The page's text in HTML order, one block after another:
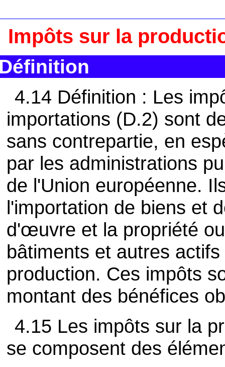
Impôts sur la
4.14 Définition : Les
importations (D.2) sont
sans contrepartie, en
par les administrations
de l'Union européenne.
l'importation de biens et
d'œuvre et la propriété
bâtiments et autres
production. Ces impôts
montant des bénéfices
4.15 Les impôts sur la
se composent des